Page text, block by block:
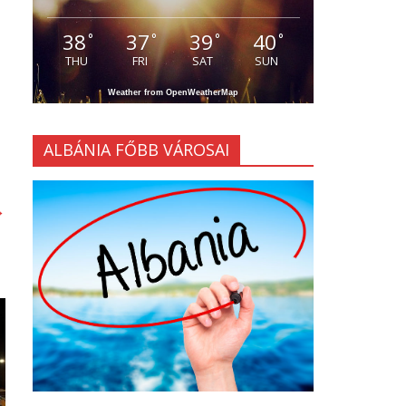
38°
THU
37°
FRI
39°
SAT
40°
SUN
Weather from OpenWeatherMap
ALBÁNIA FŐBB VÁROSAI